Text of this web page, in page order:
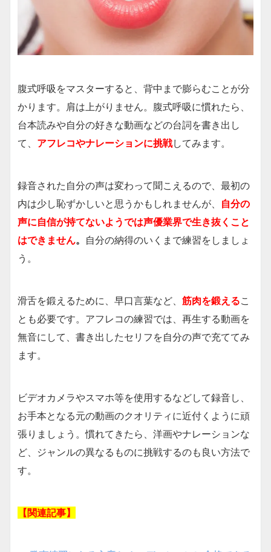
腹式呼吸をマスターすると、背中まで膨らむことが分
かります。肩は上がりません。腹式呼吸に慣れたら、
台本読みや自分の好きな動画などの台詞を書き出し
て、 アフレコやナレーションに挑戦してみます。
録音された自分の声は変わって聞こえるので、最初の
内は少し恥ずかしいと思うかもしれませんが、 自分の
声に自信が持てないようでは声優業界で生き抜くこと
はできません。 自分の納得のいくまで練習をしましょ
う。
滑舌を鍛えるために、早口言葉など、 筋肉を鍛えるこ
とも必要です。アフレコの練習では、再生する動画を
無音にして、書き出したセリフを自分の声で充ててみ
ます。
ビデオカメラやスマホ等を使用するなどして録音し、
お手本となる元の動画のクオリティに近付くように頑
張りましょう。慣れてきたら、洋画やナレーションな
ど、ジャンルの異なるものに挑戦するのも良い方法で
す。
【関連記事】